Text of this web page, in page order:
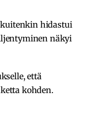
hidastui
näkyi
että
kohden.